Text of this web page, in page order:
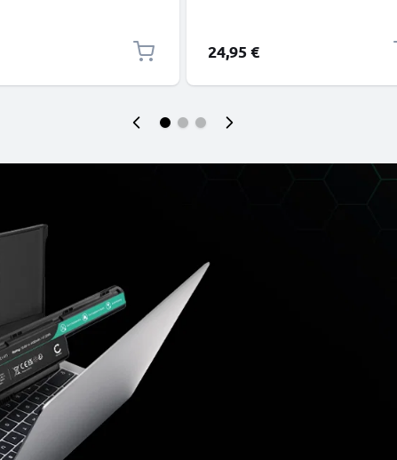
24,95 €